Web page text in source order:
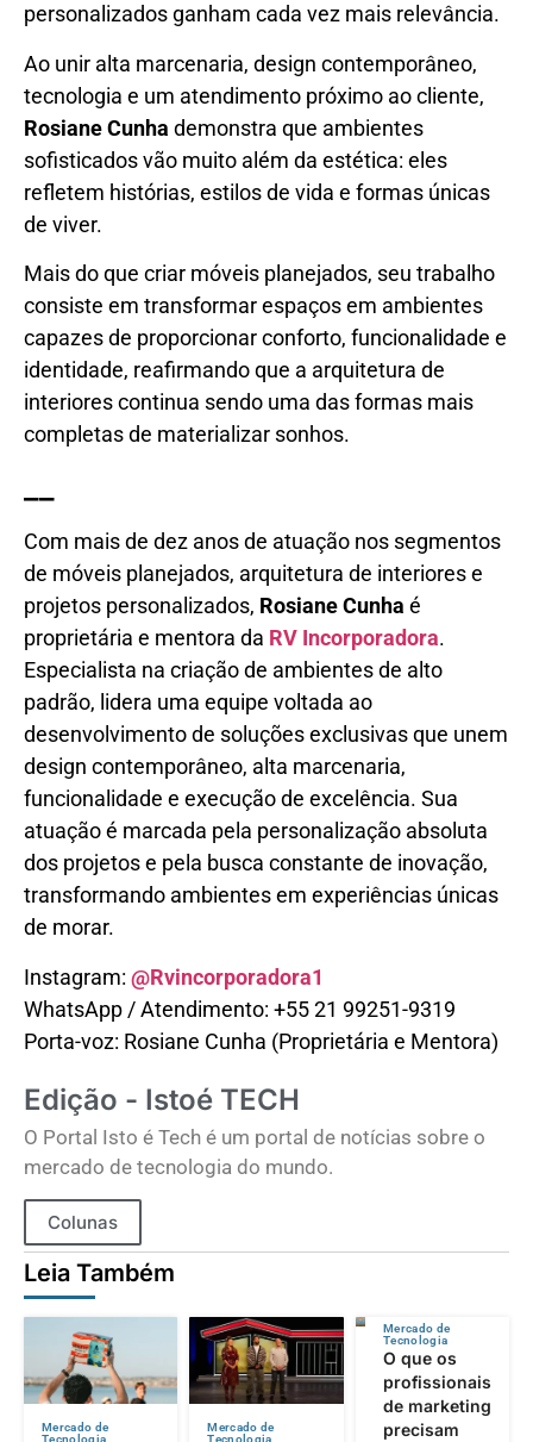
personalizados ganham cada vez mais relevância.
Ao unir alta marcenaria, design contemporâneo,
tecnologia e um atendimento próximo ao cliente,
Rosiane Cunha demonstra que ambientes
sofisticados vão muito além da estética: eles
refletem histórias, estilos de vida e formas únicas
de viver.
Mais do que criar móveis planejados, seu trabalho
consiste em transformar espaços em ambientes
capazes de proporcionar conforto, funcionalidade e
identidade, reafirmando que a arquitetura de
interiores continua sendo uma das formas mais
completas de materializar sonhos.
Com mais de dez anos de atuação nos segmentos
de móveis planejados, arquitetura de interiores e
projetos personalizados, Rosiane Cunha é
proprietária e mentora da RV Incorporadora.
Especialista na criação de ambientes de alto
padrão, lidera uma equipe voltada ao
desenvolvimento de soluções exclusivas que unem
design contemporâneo, alta marcenaria,
funcionalidade e execução de excelência. Sua
atuação é marcada pela personalização absoluta
dos projetos e pela busca constante de inovação,
transformando ambientes em experiências únicas
de morar.
Instagram: @Rvincorporadora1
WhatsApp / Atendimento: +55 21 99251-9319
Porta-voz: Rosiane Cunha (Proprietária e Mentora)
Edição - Istoé TECH
O Portal Isto é Tech é um portal de notícias sobre o
mercado de tecnologia do mundo.
Colunas
Leia Também
Mercado de
Tecnologia
Mercado de
Tecnologia
Mercado de
Tecnologia
O que os
profissionais
de marketing
precisam